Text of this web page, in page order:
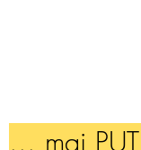
... mai